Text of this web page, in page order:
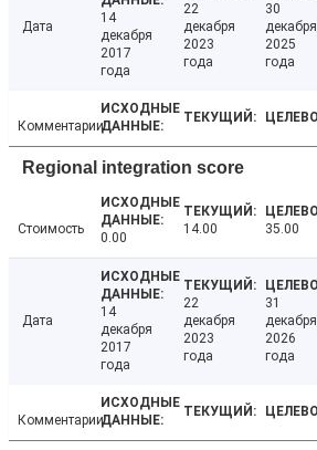
Дата
14
декабря
2017
года
22
декабря
2023
года
30
декабря
2025
года
Комментарии
Regional integration score
Стоимость
0.00
14.00 35.00
Дата
14
декабря
2017
года
22
декабря
2023
года
31
декабря
2026
года
Комментарии